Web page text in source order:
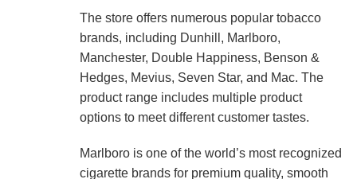
The store offers numerous popular tobacco
brands, including Dunhill, Marlboro,
Manchester, Double Happiness, Benson &
Hedges, Mevius, Seven Star, and Mac. The
product range includes multiple product
options to meet different customer tastes.
Marlboro is one of the world’s most recognized
cigarette brands for premium quality, smooth